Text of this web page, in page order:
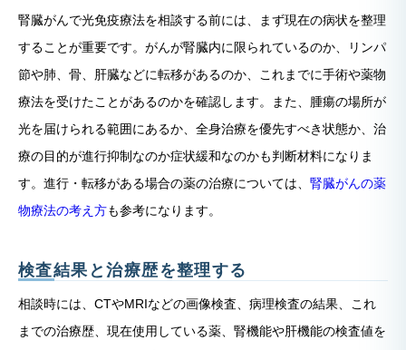
腎臓がんで光免疫療法を相談する前には、まず現在の病状を整理
することが重要です。がんが腎臓内に限られているのか、リンパ
節や肺、骨、肝臓などに転移があるのか、これまでに手術や薬物
療法を受けたことがあるのかを確認します。また、腫瘍の場所が
光を届けられる範囲にあるか、全身治療を優先すべき状態か、治
療の目的が進行抑制なのか症状緩和なのかも判断材料になりま
す。進行・転移がある場合の薬の治療については、 腎臓がんの薬
物療法の考え方も参考になります。
検査結果と治療歴を整理する
相談時には、CTやMRIなどの画像検査、病理検査の結果、これ
までの治療歴、現在使用している薬、腎機能や肝機能の検査値を